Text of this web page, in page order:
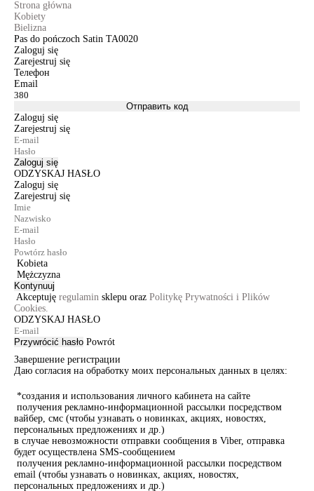
Strona główna
Kobiety
Bielizna
Pas do pończoch Satin TA0020
Zaloguj się
Zarejestruj się
Телефон
Email
Отправить код
Zaloguj się
Zarejestruj się
Zaloguj się
ODZYSKAJ HASŁO
Zaloguj się
Zarejestruj się
Kobieta
Mężczyzna
Kontynuuj
Akceptuję regulamin sklepu oraz Politykę Prywatności i Plików
Cookies.
ODZYSKAJ HASŁO
Przywrócić hasło Powrót
Завершение регистрации
Даю согласия на обработку моих персональных данных в целях:
*создания и использования личного кабинета на сайте
получения рекламно-информационной рассылки посредством
вайбер, смс (чтобы узнавать о новинках, акциях, новостях,
персональных предложениях и др.)
в случае невозможности отправки сообщения в Viber, отправка
будет осуществлена SMS-сообщением
получения рекламно-информационной рассылки посредством
email (чтобы узнавать о новинках, акциях, новостях,
персональных предложениях и др.)